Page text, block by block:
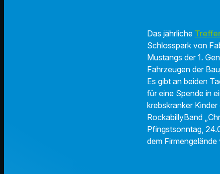
Das jährliche
Schlosspark von
Mustangs der 1.
Fahrzeugen der
Es gibt an beiden
für eine Spende in
krebskranker
RockabillyBand
Pfingstsonntag,
dem